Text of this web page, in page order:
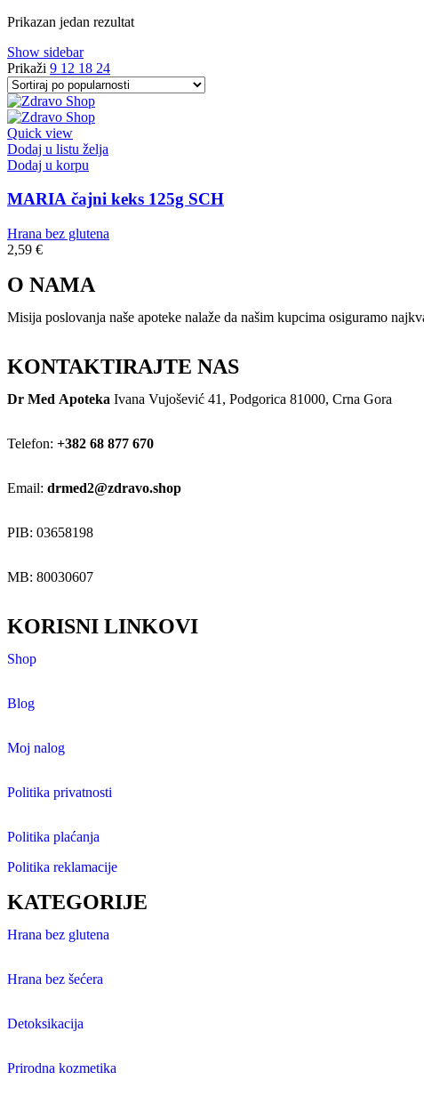
Prikazan jedan rezultat
Show sidebar
Prikaži 9 12 18 24
Quick view
Dodaj u listu želja
Dodaj u korpu
MARIA čajni keks 125g SCH
Hrana bez glutena
2,59 €
O NAMA
Misija poslovanja naše apoteke nalaže da našim kupcima osiguramo
KONTAKTIRAJTE NAS
Dr Med Apoteka Ivana Vujošević 41, Podgorica 81000, Crna Gora
Telefon: +382 68 877 670
Email: drmed2@zdravo.shop
PIB: 03658198
MB: 80030607
KORISNI LINKOVI
Shop
Blog
Moj nalog
Politika privatnosti
Politika plaćanja
Politika reklamacije
KATEGORIJE
Hrana bez glutena
Hrana bez šećera
Detoksikacija
Prirodna kozmetika